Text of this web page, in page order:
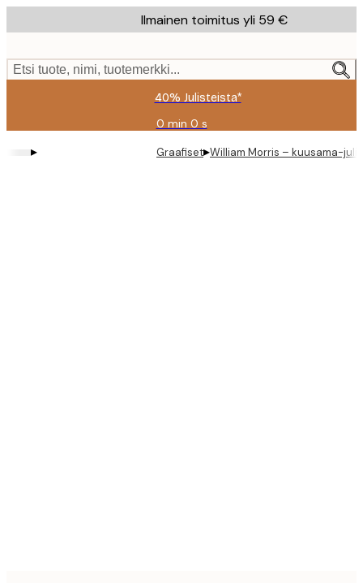
to
content.
Ilmainen toimitus yli 59 €
Etsi tuote, nimi, tuotemerkki...
40% Julisteista*
0 min 0 s
Voimassa
asti:
2026-
▸ Graafiset▸William Morris – kuusama-